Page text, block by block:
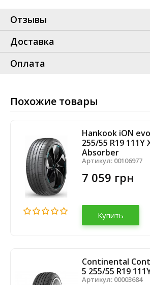
Отзывы
Доставка
Оплата
Похожие товары
Hankook iON
255/55 R19 111Y
Absorber
Артикул: 00106977
7 059 грн
Купить
Continental
5 255/55 R19
Артикул: 00003684